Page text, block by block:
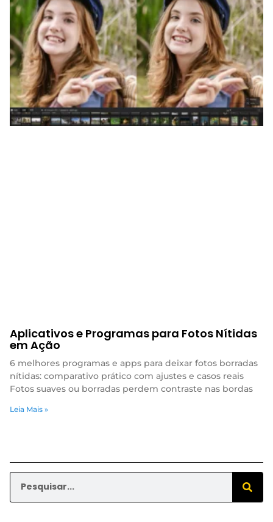
Aplicativos e Programas para Fotos Nítidas
em Ação
6 melhores programas e apps para deixar fotos borradas
nítidas: comparativo prático com ajustes e casos reais
Fotos suaves ou borradas perdem contraste nas bordas
Leia Mais »